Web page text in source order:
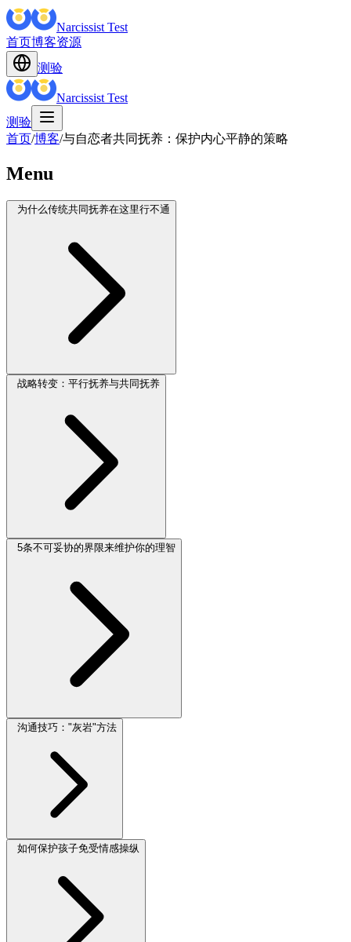
Narcissist Test
首页博客资源
测验
Narcissist Test
测验
首页/博客/与自恋者共同抚养：保护内心平静的策略
Menu
为什么传统共同抚养在这里行不通
战略转变：平行抚养与共同抚养
5条不可妥协的界限来维护你的理智
沟通技巧："灰岩"方法
如何保护孩子免受情感操纵